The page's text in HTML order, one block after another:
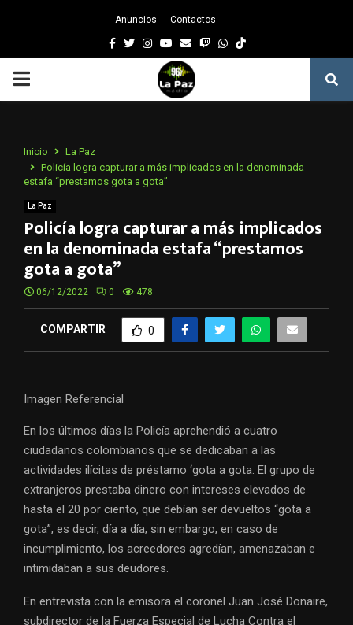
Anuncios Contactos
Facebook
TwitterInstagram
Youtube
EmailTwitchWhatsapp
PRIMARY
Inicio
La Paz
Policía logra capturar a más implicados en la denominada
estafa “prestamos gota a gota”
La Paz
Policía logra capturar a más implicados
en la denominada estafa “prestamos
gota a gota”
06/12/2022 0 478
COMPARTIR 0
Imagen Referencial
En los últimos días la Policía aprehendió a cuatro
ciudadanos colombianos que se dedicaban a las
actividades ilícitas de préstamo ‘gota a gota. El grupo de
extranjeros prestaba dinero con intereses elevados de
hasta el 20 por ciento, que debían ser devueltos “gota a
gota”, es decir, día a día; sin embargo, en caso de
incumplimiento, los acreedores agredían, amenazaban e
intimidaban a sus deudores.
En entrevista con la emisora el coronel Juan José Donaire,
subdirector de la Fuerza Especial de Lucha Contra el